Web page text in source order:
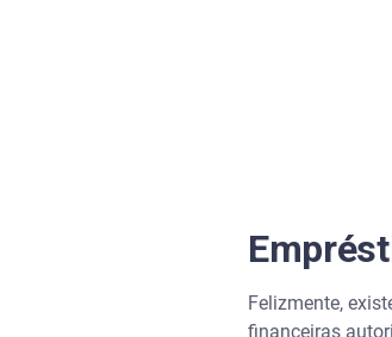
Felizmente,
financeiras